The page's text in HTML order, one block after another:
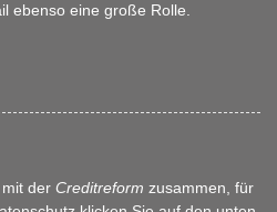
ebenso eine große Rolle.
der Creditreform zusammen, für